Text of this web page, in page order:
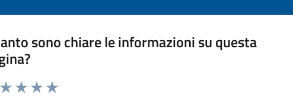
sono chiare le informazioni su questa
da 1 a 5 stelle la pagina